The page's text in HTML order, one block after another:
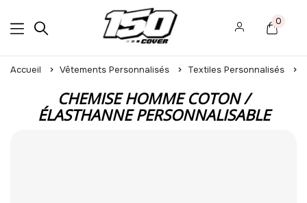
0
Accueil Vêtements Personnalisés Textiles Personnalisés
CHEMISE HOMME COTON /
ÉLASTHANNE PERSONNALISABLE